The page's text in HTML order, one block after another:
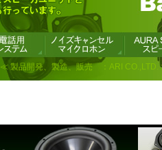
≪ 製品開発、製造、販売 ：ARI